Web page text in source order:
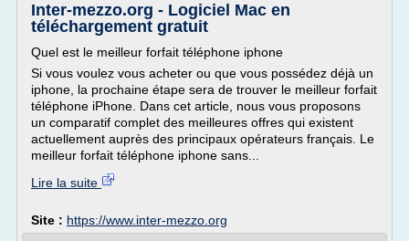
Inter-mezzo.org - Logiciel Mac en
téléchargement gratuit
Quel est le meilleur forfait téléphone iphone
Si vous voulez vous acheter ou que vous possédez déjà un
iphone, la prochaine étape sera de trouver le meilleur forfait
téléphone iPhone. Dans cet article, nous vous proposons
un comparatif complet des meilleures offres qui existent
actuellement auprès des principaux opérateurs français. Le
meilleur forfait téléphone iphone sans...
Lire la suite
Site : https://www.inter-mezzo.org